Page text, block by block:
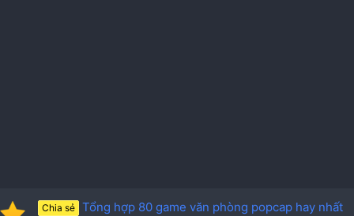
Chia sẻ
Tổng hợp 80 game văn phòng popcap hay nhất